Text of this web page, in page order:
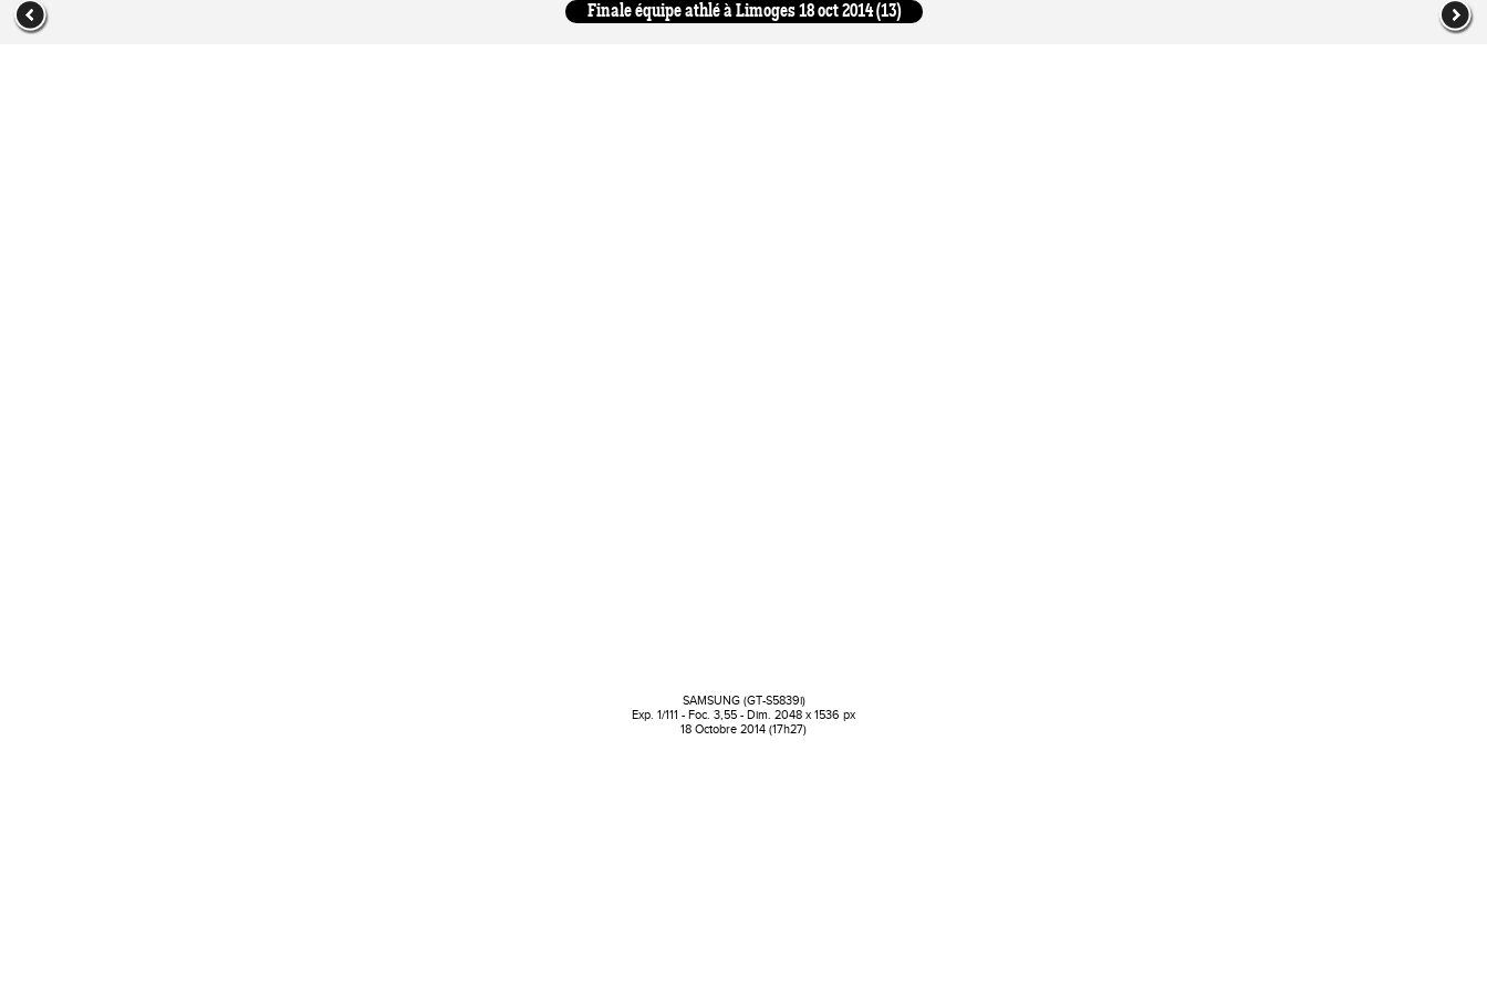
Finale équipe athlé à Limoges 18 oct 2014 (13)
SAMSUNG (GT-S5839i)
Exp. 1/111 - Foc. 3,55 - Dim. 2048 x 1536 px
18 Octobre 2014 (17h27)